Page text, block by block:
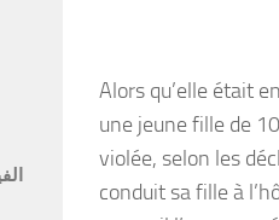
Alors qu’elle était
une jeune fille de
violée, selon les
conduit sa fille à